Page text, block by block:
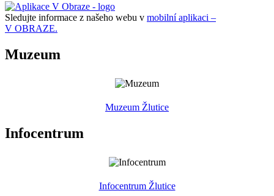
Sledujte informace z našeho webu v mobilní aplikaci –
V OBRAZE.
Muzeum
Muzeum Žlutice
Infocentrum
Infocentrum Žlutice